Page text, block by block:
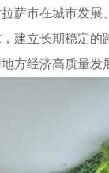
萨市在城市发展
建立长期稳定的
方经济高质量发